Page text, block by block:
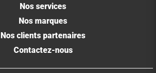
Nos services
Nos marques
Nos clients partenaires
Contactez-nous